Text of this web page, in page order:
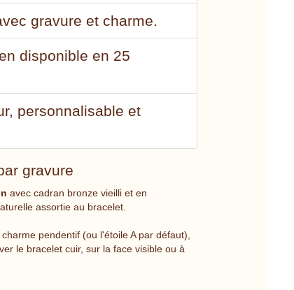
gravure et charme.
disponible en 25
personnalisable et
gravure
avec cadran bronze vieilli et en
assortie au bracelet.
pendentif (ou l'étoile A par défaut),
le bracelet cuir, sur la face visible ou à